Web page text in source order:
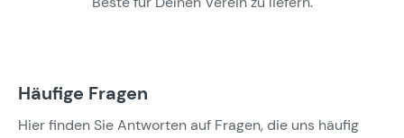
Häufige Fragen
Hier finden Sie Antworten auf Fragen, die uns häufig